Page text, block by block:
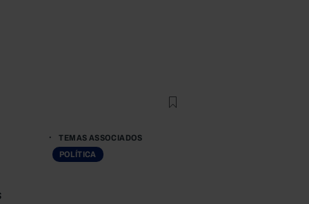
TEMAS ASSOCIADOS
POLÍTICA